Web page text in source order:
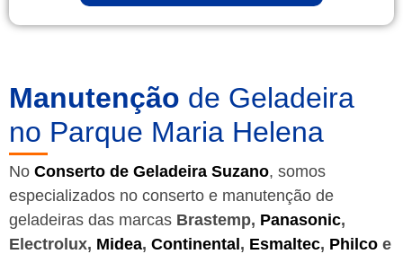
Manutenção de Geladeira
no Parque Maria Helena
No Conserto de Geladeira Suzano, somos
especializados no conserto e manutenção de
geladeiras das marcas Brastemp, Panasonic,
Electrolux, Midea, Continental, Esmaltec, Philco e